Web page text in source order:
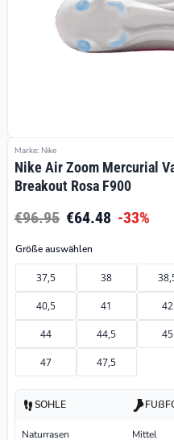
Marke: Nike
Nike Air Zoom Mercurial
Breakout Rosa F900
€96.95 €64.48 -33%
Größe auswählen
37,5 38
40,5 41 42
44 44,5 45
47 47,5
SOHLE
Naturrasen
Mittel